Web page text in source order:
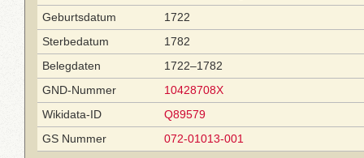
Geburtsdatum
1722
Sterbedatum
1782
Belegdaten
1722–1782
GND-Nummer
10428708X
Wikidata-ID
Q89579
GS Nummer
072-01013-001